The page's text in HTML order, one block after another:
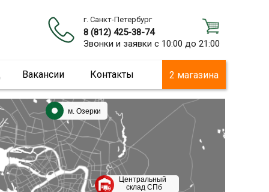
г. Санкт-Петербург
8 (812) 425-38-74
Звонки и заявки с 10:00 до 21:00
Вакансии Контакты 2 магазина
м. Озерки
Центральный
склад СПб